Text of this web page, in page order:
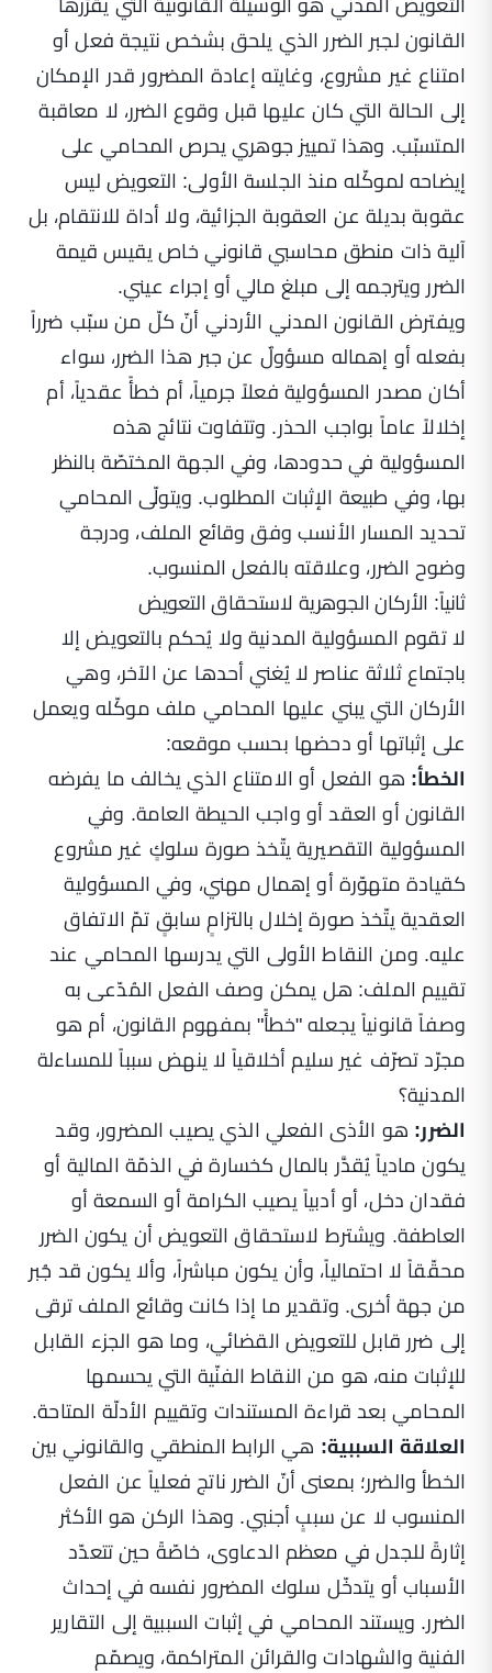
التعويض المدني هو الوسيلة القانونية التي يقرّرها
القانون لجبر الضرر الذي يلحق بشخص نتيجة فعل أو
امتناع غير مشروع، وغايته إعادة المضرور قدر الإمكان
إلى الحالة التي كان عليها قبل وقوع الضرر، لا معاقبة
المتسبّب. وهذا تمييز جوهري يحرص المحامي على
إيضاحه لموكّله منذ الجلسة الأولى: التعويض ليس
عقوبة بديلة عن العقوبة الجزائية، ولا أداة للانتقام، بل
آلية ذات منطق محاسبي قانوني خاص يقيس قيمة
الضرر ويترجمه إلى مبلغ مالي أو إجراء عيني.
ويفترض القانون المدني الأردني أنّ كلّ من سبّب ضرراً
بفعله أو إهماله مسؤولٌ عن جبر هذا الضرر، سواء
أكان مصدر المسؤولية فعلاً جرمياً، أم خطأً عقدياً، أم
إخلالاً عاماً بواجب الحذر. وتتفاوت نتائج هذه
المسؤولية في حدودها، وفي الجهة المختصّة بالنظر
بها، وفي طبيعة الإثبات المطلوب. ويتولّى المحامي
تحديد المسار الأنسب وفق وقائع الملف، ودرجة
وضوح الضرر، وعلاقته بالفعل المنسوب.
ثانياً: الأركان الجوهرية لاستحقاق التعويض
لا تقوم المسؤولية المدنية ولا يُحكم بالتعويض إلا
باجتماع ثلاثة عناصر لا يُغني أحدها عن الآخر، وهي
الأركان التي يبني عليها المحامي ملف موكّله ويعمل
على إثباتها أو دحضها بحسب موقعه:
الخطأ: هو الفعل أو الامتناع الذي يخالف ما يفرضه
القانون أو العقد أو واجب الحيطة العامة. وفي
المسؤولية التقصيرية يتّخذ صورة سلوكٍ غير مشروع
كقيادة متهوّرة أو إهمال مهني، وفي المسؤولية
العقدية يتّخذ صورة إخلال بالتزامٍ سابقٍ تمّ الاتفاق
عليه. ومن النقاط الأولى التي يدرسها المحامي عند
تقييم الملف: هل يمكن وصف الفعل المُدّعى به
وصفاً قانونياً يجعله "خطأً" بمفهوم القانون، أم هو
مجرّد تصرّف غير سليم أخلاقياً لا ينهض سبباً للمساءلة
المدنية؟
الضرر: هو الأذى الفعلي الذي يصيب المضرور، وقد
يكون مادياً يُقدَّر بالمال كخسارة في الذمّة المالية أو
فقدان دخل، أو أدبياً يصيب الكرامة أو السمعة أو
العاطفة. ويشترط لاستحقاق التعويض أن يكون الضرر
محقّقاً لا احتمالياً، وأن يكون مباشراً، وألا يكون قد جُبر
من جهة أخرى. وتقدير ما إذا كانت وقائع الملف ترقى
إلى ضرر قابل للتعويض القضائي، وما هو الجزء القابل
للإثبات منه، هو من النقاط الفنّية التي يحسمها
المحامي بعد قراءة المستندات وتقييم الأدلّة المتاحة.
العلاقة السببية: هي الرابط المنطقي والقانوني بين
الخطأ والضرر؛ بمعنى أنّ الضرر ناتج فعلياً عن الفعل
المنسوب لا عن سببٍ أجنبي. وهذا الركن هو الأكثر
إثارةً للجدل في معظم الدعاوى، خاصّةً حين تتعدّد
الأسباب أو يتدخّل سلوك المضرور نفسه في إحداث
الضرر. ويستند المحامي في إثبات السببية إلى التقارير
الفنية والشهادات والقرائن المتراكمة، ويصمّم